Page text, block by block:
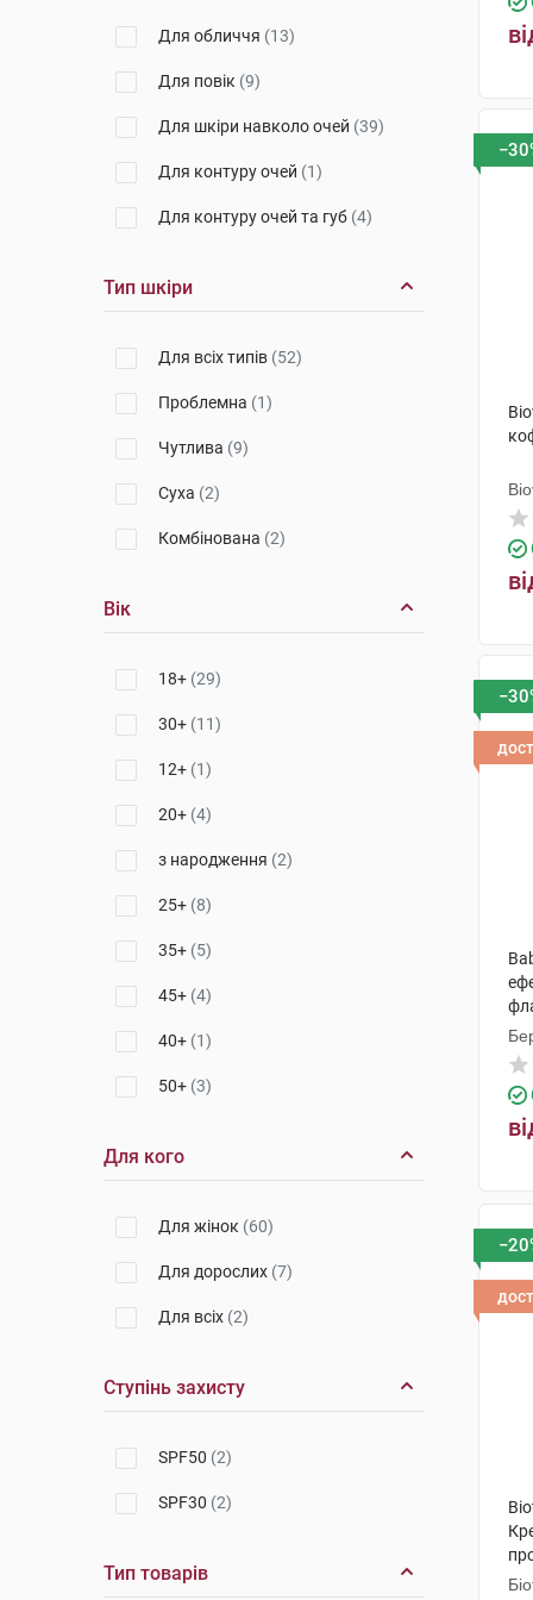
Для обличчя (13)
Для повік (9)
Для шкіри навколо очей (39)
Для контуру очей (1)
Для контуру очей та губ (4)
Тип шкіри
Для всіх типів (52)
Проблемна (1)
Чутлива (9)
Суха (2)
Комбінована (2)
Вік
18+ (29)
30+ (11)
12+ (1)
20+ (4)
з народження (2)
25+ (8)
35+ (5)
45+ (4)
40+ (1)
50+ (3)
Для кого
Для жінок (60)
Для дорослих (7)
Для всіх (2)
Ступінь захисту
SPF50 (2)
SPF30 (2)
Тип товарів